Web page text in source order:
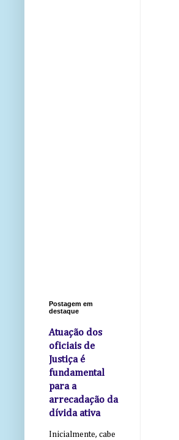
Postagem em
destaque
Atuação dos
oficiais de
Justiça é
fundamental
para a
arrecadação da
dívida ativa
Inicialmente, cabe